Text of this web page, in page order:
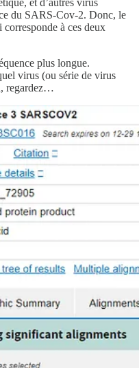
du SARS-Cov-2. Donc, le
à ces deux
plus longue.
virus (ou série de virus
regardez…